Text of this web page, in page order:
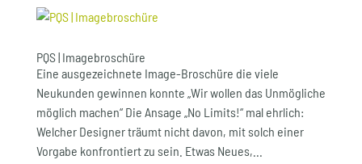
PQS | Imagebroschüre
Eine ausgezeichnete Image-Broschüre die viele
Neukunden gewinnen konnte „Wir wollen das Unmögliche
möglich machen“ Die Ansage „No Limits!“ mal ehrlich:
Welcher Designer träumt nicht davon, mit solch einer
Vorgabe konfrontiert zu sein. Etwas Neues,...